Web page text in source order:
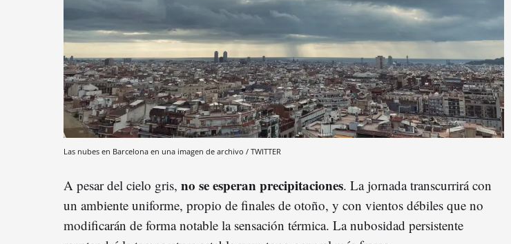
Las nubes en Barcelona en una imagen de archivo / TWITTER
A pesar del cielo gris, no se esperan precipitaciones. La jornada transcurrirá con
un ambiente uniforme, propio de finales de otoño, y con vientos débiles que no
modificarán de forma notable la sensación térmica. La nubosidad persistente